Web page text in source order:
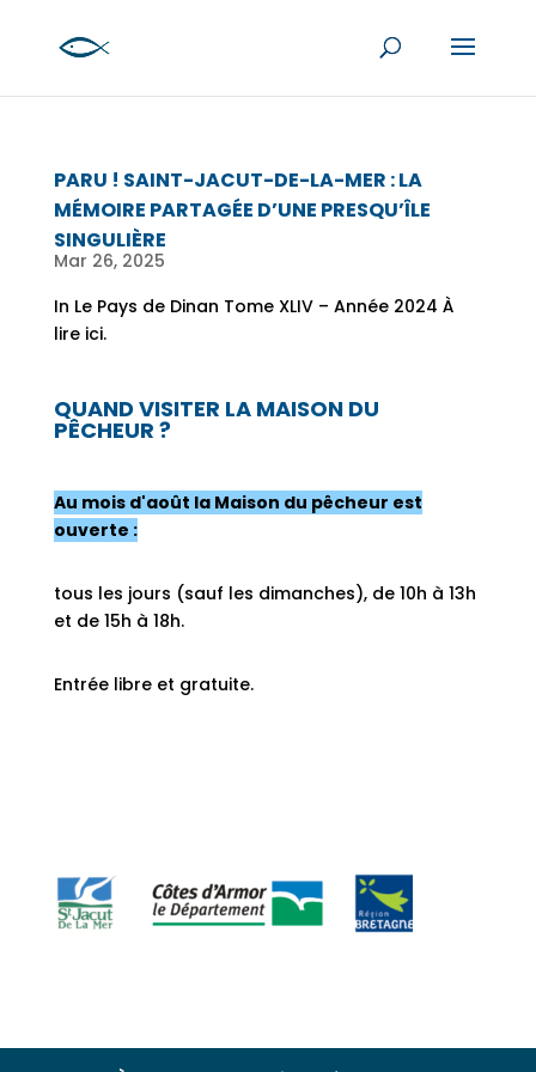
PARU ! SAINT-JACUT-DE-LA-MER : LA
MÉMOIRE PARTAGÉE D’UNE PRESQU’ÎLE
SINGULIÈRE
Mar 26, 2025
In Le Pays de Dinan Tome XLIV – Année 2024 À
lire ici.
QUAND VISITER LA MAISON DU
PÊCHEUR ?
Au mois d'août la Maison du pêcheur est
ouverte :
tous les jours (sauf les dimanches), de 10h à 13h
et de 15h à 18h.
Entrée libre et gratuite.